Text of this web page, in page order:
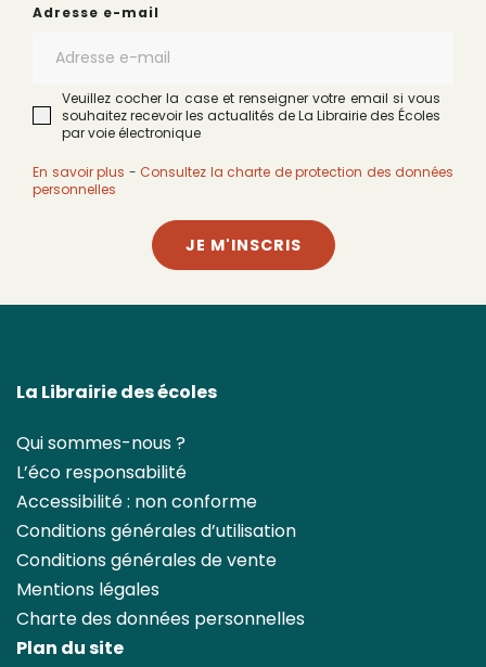
Adresse e-mail
Veuillez cocher la case et renseigner votre email si vous
souhaitez recevoir les actualités de La Librairie des Écoles
par voie électronique
En savoir plus - Consultez la charte de protection des données
personnelles
JE M'INSCRIS
La Librairie des écoles
Qui sommes-nous ?
L’éco responsabilité
Accessibilité : non conforme
Conditions générales d’utilisation
Conditions générales de vente
Mentions légales
Charte des données personnelles
Plan du site